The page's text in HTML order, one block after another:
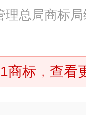
理总局商标
商标，查看